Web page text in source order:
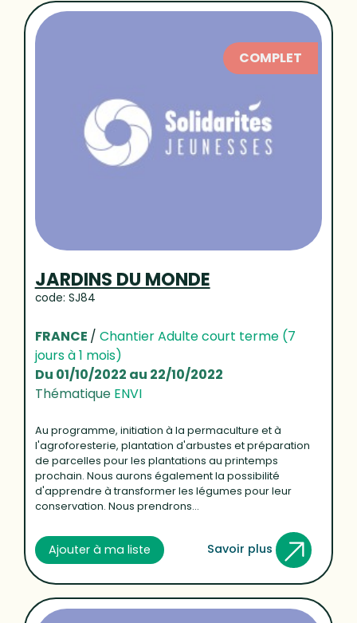
COMPLET
JARDINS DU MONDE
code: SJ84
FRANCE / Chantier Adulte court terme (7
jours à 1 mois)
Du 01/10/2022 au 22/10/2022
Thématique ENVI
Au programme, initiation à la permaculture et à
l'agroforesterie, plantation d'arbustes et préparation
de parcelles pour les plantations au printemps
prochain. Nous aurons également la possibilité
d'apprendre à transformer les légumes pour leur
conservation. Nous prendrons...
Ajouter à ma liste Savoir plus